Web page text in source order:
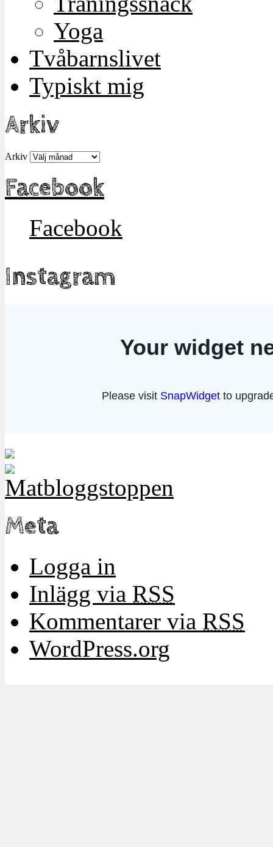
Yoga
Tvåbarnslivet
Typiskt mig
Arkiv
Arkiv
Facebook
Facebook
Instagram
Meta
Logga in
Inlägg via RSS
Kommentarer via RSS
WordPress.org